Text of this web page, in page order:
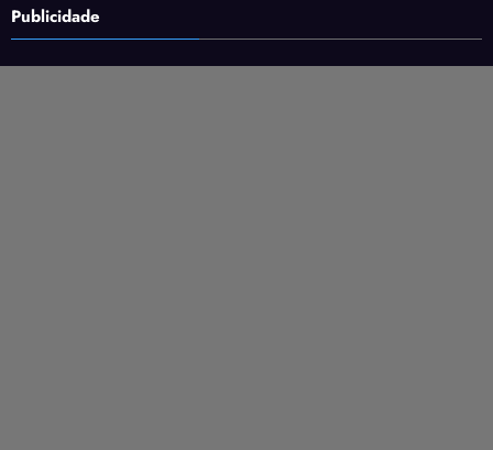
Publicidade